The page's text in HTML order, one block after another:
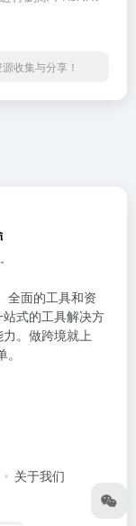
收集与分享！
全面的工具和资
式的工具解决方
。做跨境就上
关于我们